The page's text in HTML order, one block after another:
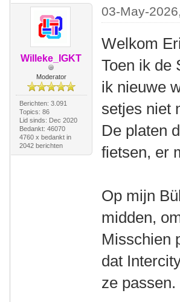
Willeke_IGKT
Moderator
Berichten: 3.091
Topics: 86
Lid sinds: Dec 2020
Bedankt: 46070
4760 x bedankt in
2042 berichten
03-May-
Welkom
Toen ik de
ik nieuwe
setjes niet
De platen
fietsen, er
Op mijn
midden,
Misschien
dat
ze passen.